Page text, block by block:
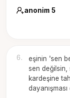
anonim 5
6.
eşinin 'sen
sen değilsin,
kardeşine